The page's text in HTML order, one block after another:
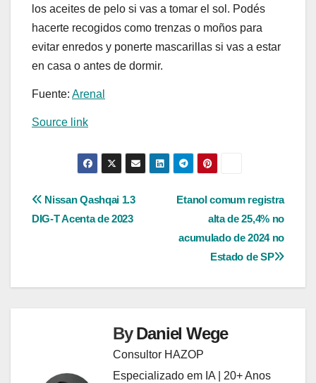
los aceites de pelo si vas a tomar el sol. Podés
hacerte recogidos como trenzas o moños para
evitar enredos y ponerte mascarillas si vas a estar
en casa o antes de dormir.
Fuente: Arenal
Source link
Navegação
Etanol comum registra
alta de 25,4% no
acumulado de 2024 no
Estado de SP
Nissan Qashqai 1.3
DIG-T Acenta de 2023
ByDaniel Wege
Consultor HAZOP
Especializado em IA | 20+ Anos